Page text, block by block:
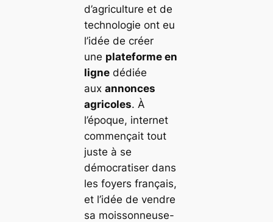
d’agriculture et de
technologie ont eu
l’idée de créer
une plateforme en
lignedédiée
aux annonces
agricoles. À
l’époque, internet
commençait tout
juste à se
démocratiser dans
les foyers français,
et l’idée de vendre
sa moissonneuse-